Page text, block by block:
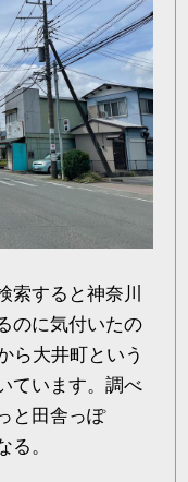
索すると神奈川
のに気付いたの
ら大井町という
ています。調べ
と田舎っぽ
。